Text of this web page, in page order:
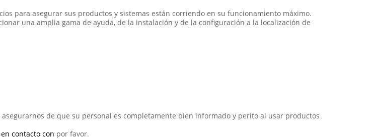
para asegurar sus productos y sistemas están corriendo en su funcionamiento máximo.
una amplia gama de ayuda, de la instalación y de la configuración a la localización de
de que su personal es completamente bien informado y perito al usar productos
contacto con por favor.